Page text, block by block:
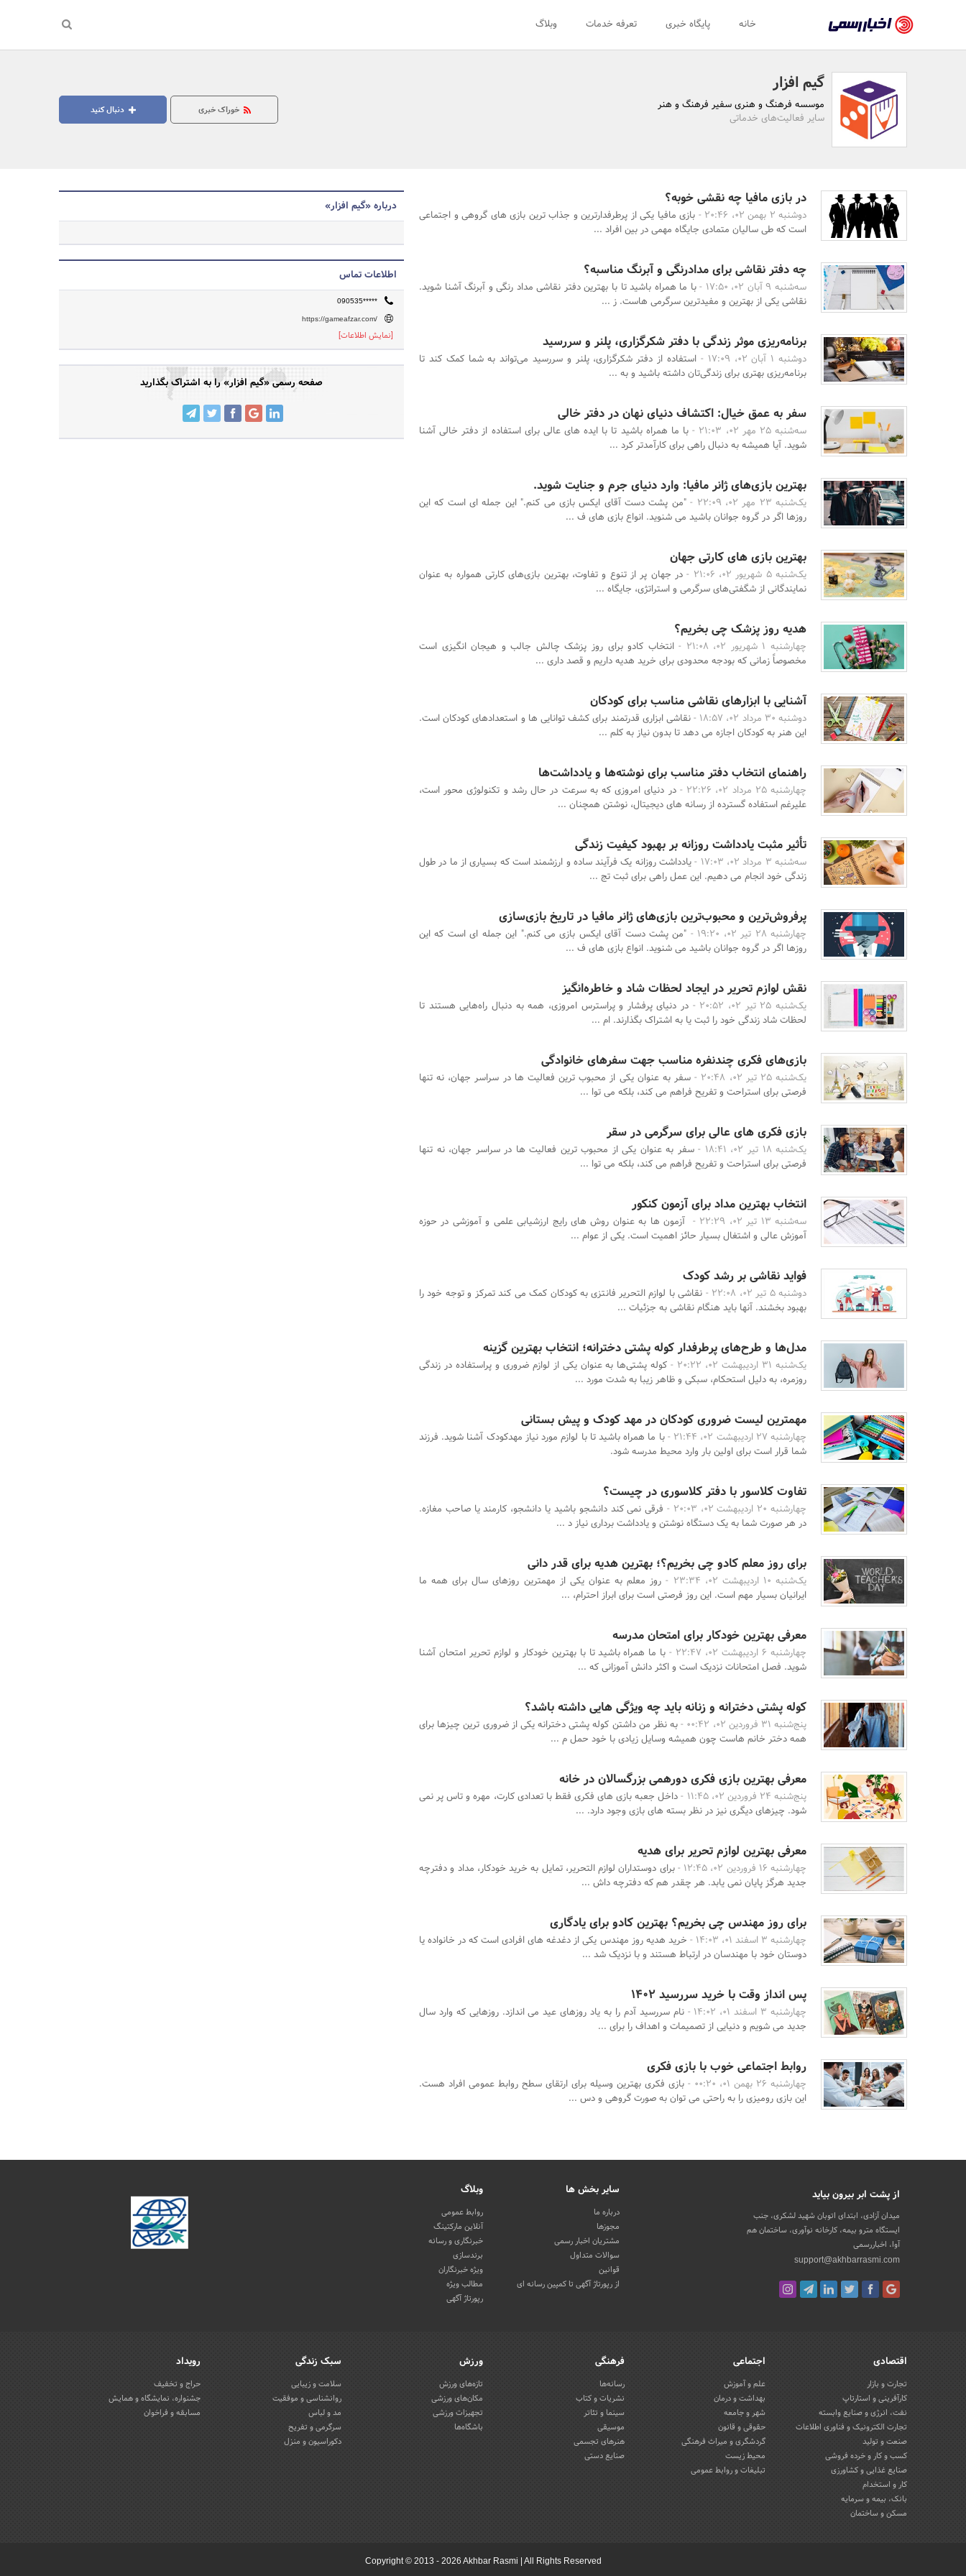
رسمی
-
اخبار
تایید
سازمان‌ها
روابط
عمومی‌ها
خانه پایگاه خبری تعرفه خدمات وبلاگ
گیم افزار
موسسه فرهنگ و هنری سفیر فرهنگ و هنر
سایر فعالیت‌های خدماتی
دنبال کنید خوراک خبری
در بازی مافیا چه نقشی خوبه؟
دوشنبه 2 بهمن 02، 20:46 -
بازی مافیا یکی از پرطرفدارترین و جذاب ترین بازی های گروهی و اجتماعی
است که طی سالیان متمادی جایگاه مهمی در بین افراد ...
چه دفتر نقاشی برای مدادرنگی و آبرنگ مناسبه؟
سه‌شنبه 9 آبان 02، 17:50 -
با ما همراه باشید تا با بهترین دفتر نقاشی مداد رنگی و آبرنگ آشنا شوید.
نقاشی یکی از بهترین و مفیدترین سرگرمی هاست. ز ...
برنامه‌ریزی موثر زندگی با دفتر شکرگزاری، پلنر و سررسید
دوشنبه 1 آبان 02، 17:09 -
استفاده از دفتر شکرگزاری، پلنر و سررسید می‌تواند به شما کمک کند تا
برنامه‌ریزی بهتری برای زندگی‌تان داشته باشید و به ...
سفر به عمق خیال: اکتشاف دنیای نهان در دفتر خالی
سه‌شنبه 25 مهر 02، 21:03 -
با ما همراه باشید تا با ایده های عالی برای استفاده از دفتر خالی آشنا
شوید. آیا همیشه به دنبال راهی برای کارآمدتر کرد ...
بهترین بازی‌های ژانر مافیا: وارد دنیای جرم و جنایت شوید.
یک‌شنبه 23 مهر 02، 22:09 -
"من پشت دست آقای ایکس بازی می کنم." این جمله ای است که این
روزها اگر در گروه جوانان باشید می شنوید. انواع بازی های ف ...
بهترین بازی های کارتی جهان
یک‌شنبه 5 شهریور 02، 21:06 -
در جهان پر از تنوع و تفاوت، بهترین بازی‌های کارتی همواره به عنوان
نمایندگانی از شگفتی‌های سرگرمی و استراتژی، جایگاه ...
هدیه روز پزشک چی بخریم؟
چهارشنبه 1 شهریور 02، 21:08 -
انتخاب کادو برای روز پزشک چالش جالب و هیجان انگیزی است
مخصوصاً زمانی که بودجه محدودی برای خرید هدیه داریم و قصد داری ...
آشنایی با ابزارهای نقاشی مناسب برای کودکان
دوشنبه 30 مرداد 02، 18:57 -
نقاشی ابزاری قدرتمند برای کشف توانایی ها و استعدادهای کودکان است.
این هنر به کودکان اجازه می دهد تا بدون نیاز به کلم ...
راهنمای انتخاب دفتر مناسب برای نوشته‌ها و یادداشت‌ها
چهارشنبه 25 مرداد 02، 22:26 -
در دنیای امروزی که به سرعت در حال رشد و تکنولوژی محور است،
علیرغم استفاده گسترده از رسانه های دیجیتال، نوشتن همچنان ...
تأثیر مثبت یادداشت روزانه بر بهبود کیفیت زندگی
سه‌شنبه 3 مرداد 02، 17:03 -
یادداشت روزانه یک فرآیند ساده و ارزشمند است که بسیاری از ما در طول
زندگی خود انجام می دهیم. این عمل راهی برای ثبت تج ...
پرفروش‌ترین و محبوب‌ترین بازی‌های ژانر مافیا در تاریخ بازی‌سازی
چهارشنبه 28 تیر 02، 19:20 -
"من پشت دست آقای ایکس بازی می کنم." این جمله ای است که این
روزها اگر در گروه جوانان باشید می شنوید. انواع بازی های ف ...
نقش لوازم تحریر در ایجاد لحظات شاد و خاطره‌انگیز
یک‌شنبه 25 تیر 02، 20:52 -
در دنیای پرفشار و پراسترس امروزی، همه به دنبال راه‌هایی هستند تا
لحظات شاد زندگی خود را ثبت یا به اشتراک بگذارند. ام ...
بازی‌های فکری چندنفره مناسب جهت سفرهای خانوادگی
یک‌شنبه 25 تیر 02، 20:48 -
سفر به عنوان یکی از محبوب ترین فعالیت ها در سراسر جهان، نه تنها
فرصتی برای استراحت و تفریح فراهم می کند، بلکه می توا ...
بازی فکری های عالی برای سرگرمی در سقر
یک‌شنبه 18 تیر 02، 18:41 -
سفر به عنوان یکی از محبوب ترین فعالیت ها در سراسر جهان، نه تنها
فرصتی برای استراحت و تفریح فراهم می کند، بلکه می توا ...
انتخاب بهترین مداد برای آزمون کنکور
سه‌شنبه 13 تیر 02، 22:29 -
آزمون ها به عنوان روش های رایج ارزشیابی علمی و آموزشی در حوزه
آموزش عالی و اشتغال بسیار حائز اهمیت است. یکی از عوام ...
فواید نقاشی بر رشد کودک
دوشنبه 5 تیر 02، 22:08 -
نقاشی با لوازم التحریر فانتزی به کودکان کمک می کند تمرکز و توجه خود را
بهبود بخشند. آنها باید هنگام نقاشی به جزئیات ...
مدل‌ها و طرح‌های پرطرفدار کوله پشتی دخترانه؛ انتخاب بهترین گزینه
یک‌شنبه 31 اردیبهشت 02، 20:22 -
کوله پشتی‌ها به عنوان یکی از لوازم ضروری و پراستفاده در زندگی
روزمره، به دلیل استحکام، سبکی و ظاهر زیبا به شدت مورد ...
مهمترین لیست ضروری کودکان در مهد کودک و پیش بستانی
چهارشنبه 27 اردیبهشت 02، 21:44 -
با ما همراه باشید تا با لوازم مورد نیاز مهدکودک آشنا شوید. فرزند
شما قرار است برای اولین بار وارد محیط مدرسه شود.
تفاوت کلاسور با دفتر کلاسوری در چیست؟
چهارشنبه 20 اردیبهشت 02، 20:03 -
فرقی نمی کند دانشجو باشید یا دانشجو، کارمند یا صاحب مغازه.
در هر صورت شما به یک دستگاه نوشتن و یادداشت برداری نیاز د ...
برای روز معلم کادو چی بخریم؟؛ بهترین هدیه برای قدر دانی
یک‌شنبه 10 اردیبهشت 02، 23:34 -
روز معلم به عنوان یکی از مهمترین روزهای سال برای همه ما
ایرانیان بسیار مهم است. این روز فرصتی است برای ابراز احترام، ...
معرفی بهترین خودکار برای امتحان مدرسه
چهارشنبه 6 اردیبهشت 02، 22:47 -
با ما همراه باشید تا با بهترین خودکار و لوازم تحریر امتحان آشنا
شوید. فصل امتحانات نزدیک است و اکثر دانش آموزانی که ...
کوله پشتی دخترانه و زنانه باید چه ویژگی هایی داشته باشد؟
پنج‌شنبه 31 فروردین 02، 00:42 -
به نظر من داشتن کوله پشتی دخترانه یکی از ضروری ترین چیزها برای
همه دختر خانم هاست چون همیشه وسایل زیادی با خود حمل م ...
معرفی بهترین بازی فکری دورهمی بزرگسالان در خانه
پنج‌شنبه 24 فروردین 02، 11:45 -
داخل جعبه بازی های فکری فقط با تعدادی کارت، مهره و تاس پر نمی
شود. چیزهای دیگری نیز در نظر بسته های بازی وجود دارد. ...
معرفی بهترین لوازم تحریر برای هدیه
چهارشنبه 16 فروردین 02، 12:45 -
برای دوستداران لوازم التحریر، تمایل به خرید خودکار، مداد و دفترچه
جدید هرگز پایان نمی یابد. هر چقدر هم که دفترچه داش ...
برای روز مهندس چی بخریم؟ بهترین کادو برای یادگاری
چهارشنبه 3 اسفند 01، 14:03 -
خرید هدیه روز مهندس یکی از دغدغه های افرادی است که در خانواده یا
دوستان خود با مهندسان در ارتباط هستند و با نزدیک شد ...
پس انداز وقت با خرید سررسید 1402
چهارشنبه 3 اسفند 01، 14:02 -
نام سررسید آدم را به یاد روزهای عید می اندازد. روزهایی که وارد سال
جدید می شویم و دنیایی از تصمیمات و اهداف را برای ...
روابط اجتماعی خوب با بازی فکری
چهارشنبه 26 بهمن 01، 00:20 -
بازی فکری بهترین وسیله برای ارتقای سطح روابط عمومی افراد هست.
این بازی رومیزی را به راحتی می توان به صورت گروهی و دس ...
درباره «گیم افزار»
اطلاعات تماس
090535*****
https://gameafzar.com/
[نمایش اطلاعات]
صفحه رسمی «گیم افزار» را به اشتراک بگذارید
از پشت ابر بیرون بیاید
میدان آزادی، ابتدای اتوبان شهید لشکری، جنب
ایستگاه مترو بیمه، کارخانه نوآوری، ساختمان هم
آوا، اخباررسمی
support@akhbarrasmi.com
سایر بخش ها
درباره ما
مجوزها
مشتریان اخبار رسمی
سوالات متداول
قوانین
از رپورتاژ آگهی تا کمپین رسانه ای
وبلاگ
روابط عمومی
آنلاین مارکتینگ
خبرنگاری و رسانه
برندسازی
ویژه خبرنگاران
مطالب ویژه
رپورتاژ آگهی
اقتصادی
تجارت و بازار
کارآفرینی و استارتاپ
نفت، انرژی و صنایع وابسته
تجارت الکترونیک و فناوری اطلاعات
صنعت و تولید
کسب و کار و خرده فروشی
صنایع غذایی و کشاورزی
کار و استخدام
بانک، بیمه و سرمایه
مسکن و ساختمان
اجتماعی
علم و آموزش
بهداشت و درمان
شهر و جامعه
حقوقی و قانون
گردشگری و میراث فرهنگی
محیط زیست
تبلیغات و روابط عمومی
فرهنگی
رسانه‌ها
نشریات و کتاب
سینما و تئاتر
موسیقی
هنرهای تجسمی
صنایع دستی
ورزش
تازه‌های ورزش
مکان‌های ورزشی
تجهیزات ورزشی
باشگاه‌ها
سبک زندگی
سلامت و زیبایی
روانشناسی و موفقیت
مد و لباس
سرگرمی و تفریح
دکوراسیون و منزل
رویداد
حراج و تخفیف
جشنواره، نمایشگاه و همایش
مسابقه و فراخوان
Copyright © 2013 - 2026 Akhbar Rasmi All Rights Reserved